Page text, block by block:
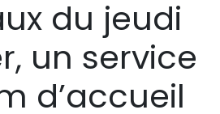
du jeudi
un service
d’accueil